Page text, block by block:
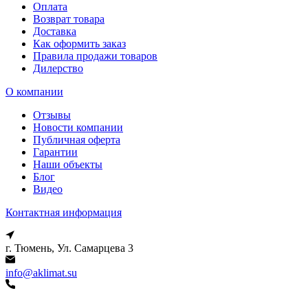
Оплата
Возврат товара
Доставка
Как оформить заказ
Правила продажи товаров
Дилерство
О компании
Отзывы
Новости компании
Публичная оферта
Гарантии
Наши объекты
Блог
Видео
Контактная информация
г. Тюмень, Ул. Самарцева 3
info@aklimat.su